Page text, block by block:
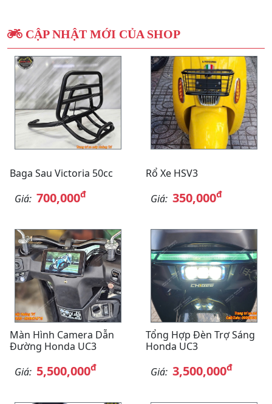
CẬP NHẬT MỚI CỦA SHOP
Baga Sau Victoria 50cc
Giá: 700,000đ
Rổ Xe HSV3
Giá: 350,000đ
Màn Hình Camera Dẫn
Đường Honda UC3
Giá: 5,500,000đ
Tổng Hợp Đèn Trợ Sáng
Honda UC3
Giá: 3,500,000đ